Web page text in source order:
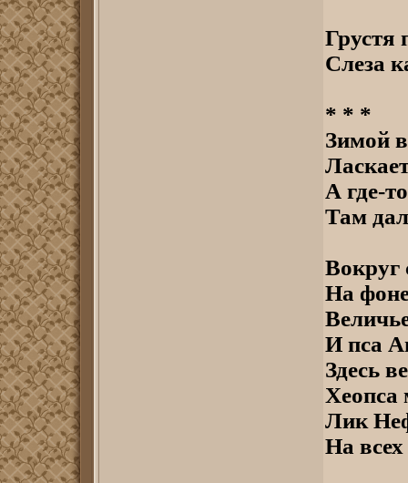
Грустя
Слеза
* * *
Зимой
А где-
Там
Вокруг
На
И пса
Здесь
Хеопса
Лик
На всех